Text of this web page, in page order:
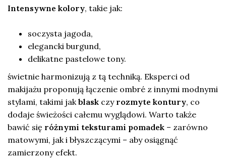
Intensywne kolory, takie jak:
soczysta jagoda,
elegancki burgund,
delikatne pastelowe tony.
świetnie harmonizują z tą techniką. Eksperci od
makijażu proponują łączenie ombré z innymi modnymi
stylami, takimi jak blask czy rozmyte kontury, co
dodaje świeżości całemu wyglądowi. Warto także
bawić się różnymi teksturami pomadek – zarówno
matowymi, jak i błyszczącymi – aby osiągnąć
zamierzony efekt.